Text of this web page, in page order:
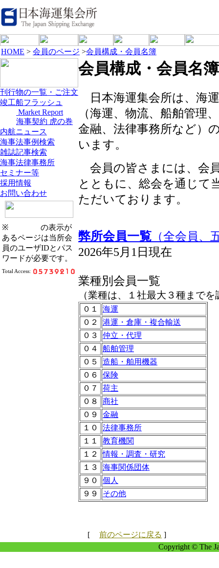
HOME > 会員のページ >会員構成・会員名簿
刊行物の一覧・ご注文
竣工船フラッシュ
Market Report
海事契約 虎の巻
内航ニュース
海事法事例検索
雑誌記事検索
海事法律事務所
セミナー等
採用情報
お問い合わせ
※
の表示が
あるページは当所会
員のユーザIDとパス
ワードが必要です。
Total Access:
会員構成・会員名簿
日本海運集会所は、海
（海運、物流、船舶管理
金融、法律事務所など）
います。
会員の皆さまには、会
とともに、総会を通じて
ただいております。
弊所会員一覧 （全会員、
2026年5月1日現在
業種別会員一覧
（業種は、１社最大３種まで
０１
海運
０２
港運・倉庫・複合輸送
０３
仲立・代理
０４
船舶管理
０５
造船・舶用機器
０６
保険
０７
荷主
０８
商社
０９
金融
１０
法律事務所
１１
教育機関
１２
情報・調査・研究
１３
海事関係団体
９０
個人
９９
その他
[ 前のページに戻る ]
Copyright © The